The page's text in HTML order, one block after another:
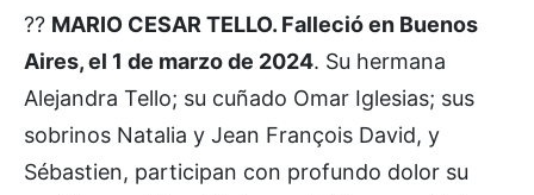
?? MARIO CESAR TELLO. Falleció en Buenos
Aires, el 1 de marzo de 2024. Su hermana
Alejandra Tello; su cuñado Omar Iglesias; sus
sobrinos Natalia y Jean François David, y
Sébastien, participan con profundo dolor su